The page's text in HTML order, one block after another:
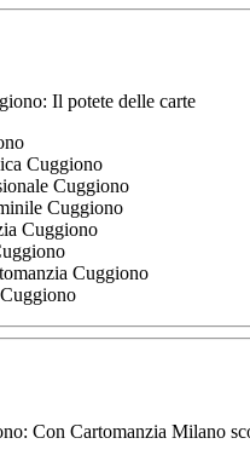
Cuggiono
Cuggiono
Cuggiono
Cuggiono
Cuggiono